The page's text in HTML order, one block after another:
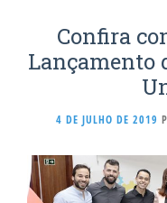
Confira
Lançamento
4 DE JULHO DE 2019